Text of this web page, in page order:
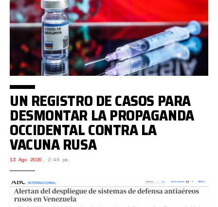
UN REGISTRO DE CASOS PARA
DESMONTAR LA PROPAGANDA
OCCIDENTAL CONTRA LA
VACUNA RUSA
13 Ago 2020 , 2:46 pm.